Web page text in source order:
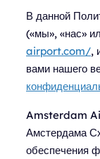
В данной
(«мы», «нас»
airport.com/,
вами нашего
Amsterdam
Амстердама
обеспечения